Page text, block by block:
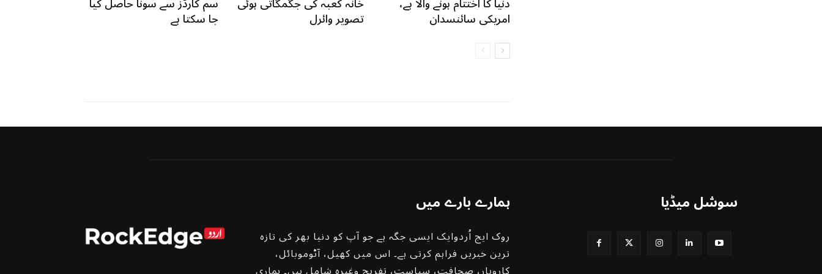
جا سکتا ہے تصویر وائرل امریکی سائنسدان
ہمارے بارے میں
روک ایج اُردوایک ایسی جگہ ہے جو آپ کو دنیا بھر کی تازہ
ترین خبریں فراہم کرتی ہے۔ اس میں کھیل، آٹوموبائل،
سوشل میڈیا